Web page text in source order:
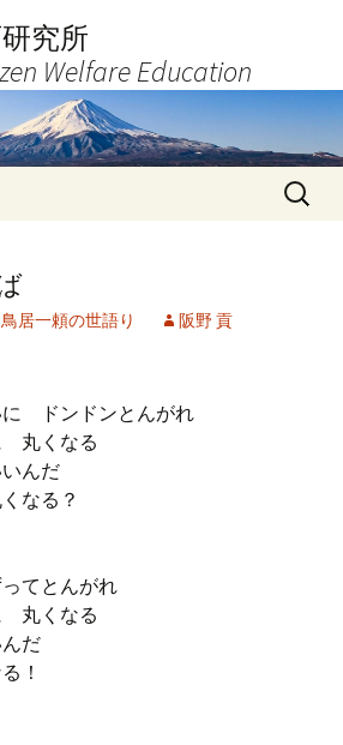
究所
Welfare Education
検
索:
鳥居一頼の世語り 阪野 貢
に ドンドンとんがれ
丸くなる
んだ
なる？
てとんがれ
丸くなる
だ
！